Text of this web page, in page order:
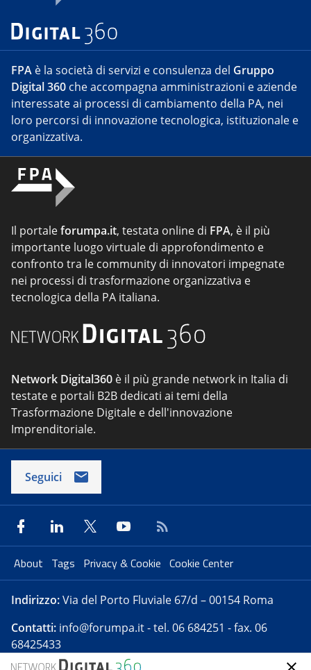
FPA è la società di servizi e consulenza del Gruppo
Digital 360 che accompagna amministrazioni e aziende
interessate ai processi di cambiamento della PA, nei
loro percorsi di innovazione tecnologica, istituzionale e
organizzativa.
Il portaleforumpa.it, testata online di FPA, è il più
importante luogo virtuale di approfondimento e
confronto tra le community di innovatori impegnate
nei processi di trasformazione organizzativa e
tecnologica della PA italiana.
Network Digital360 è il più grande network in Italia di
testate e portali B2B dedicati ai temi della
Trasformazione Digitale e dell'innovazione
Imprenditoriale.
Seguici
About Tags Privacy & Cookie Cookie Center
Indirizzo:Via del Porto Fluviale 67/d – 00154 Roma
Contatti: info@forumpa.it- tel. 06 684251 - fax. 06
68425433